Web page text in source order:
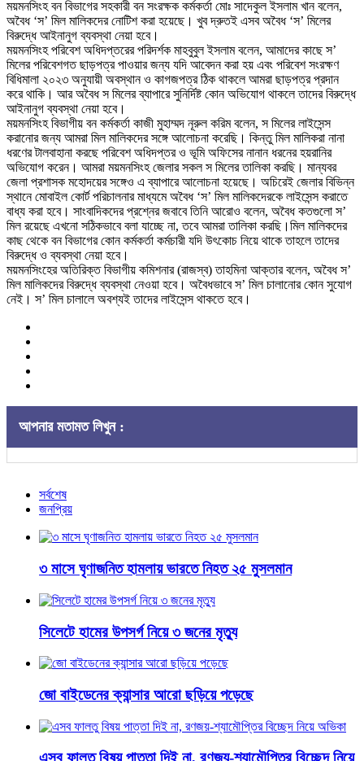
ময়মনসিংহ বন বিভাগের সহকারী বন সংরক্ষক কর্মকর্তা মোঃ সাদেকুল ইসলাম খান বলেন,
অবৈধ ‘স’ মিল মালিকদের নোটিশ করা হয়েছে। খুব দ্রুতই এসব অবৈধ ‘স’ মিলের
বিরুদ্ধে আইনানুগ ব্যবস্থা নেয়া হবে।
ময়মনসিংহ পরিবেশ অধিদপ্তরের পরিদর্শক মাহবুবুল ইসলাম বলেন, আমাদের কাছে স’
মিলের পরিবেশগত ছাড়পত্র পাওয়ার জন্য যদি আবেদন করা হয় এবং পরিবেশ সংরক্ষণ
বিধিমালা ২০২৩ অনুযায়ী অবস্থান ও কাগজপত্র ঠিক থাকলে আমরা ছাড়পত্র প্রদান
করে থাকি। আর অবৈধ স মিলের ব্যাপারে সুনির্দিষ্ট কোন অভিযোগ থাকলে তাদের বিরুদ্ধে
আইনানুগ ব্যবস্থা নেয়া হবে।
ময়মনসিংহ বিভাগীয় বন কর্মকর্তা কাজী মুহাম্মদ নূরুল করিম বলেন, স মিলের লাইসেন্স
করানোর জন্য আমরা মিল মালিকদের সঙ্গে আলোচনা করেছি। কিন্তু মিল মালিকরা নানা
ধরণের টালবাহানা করছে পরিবেশ অধিদপ্তর ও ভূমি অফিসের নানান ধরনের হয়রানির
অভিযোগ করেন। আমরা ময়মনসিংহ জেলার সকল স মিলের তালিকা করছি‌। মান্যবর
জেলা প্রশাসক মহোদয়ের সঙ্গেও এ ব্যাপারে আলোচনা হয়েছে। অচিরেই জেলার বিভিন্ন
স্থানে মোবাইল কোর্ট পরিচালনার মাধ্যমে অবৈধ ‘স’ মিল মালিকদেরকে লাইসেন্স করাতে
বাধ্য করা হবে। সাংবাদিকদের প্রশ্নের জবাবে তিনি আরোও বলেন, অবৈধ কতগুলো স’
মিল রয়েছে এখনো সঠিকভাবে বলা যাচ্ছে না, তবে আমরা তালিকা করছি।মিল মালিকদের
কাছ থেকে বন বিভাগের কোন কর্মকর্তা কর্মচারী যদি উৎকোচ নিয়ে থাকে তাহলে তাদের
বিরুদ্ধে ও ব্যবস্থা নেয়া হবে।
ময়মনসিংহের অতিরিক্ত বিভাগীয় কমিশনার (রাজস্ব) তাহমিনা আক্তার বলেন, অবৈধ স’
মিল মালিকদের বিরুদ্ধে ব্যবস্থা নেওয়া হবে। অবৈধভাবে স’ মিল চালানোর কোন সুযোগ
নেই। স’ মিল চালালে অবশ্যই তাদের লাইসেন্স থাকতে হবে।
আপনার মতামত লিখুন :
সর্বশেষ
জনপ্রিয়
৩ মাসে ঘৃণাজনিত হামলায় ভারতে নিহত ২৫ মুসলমান
সিলেটে হামের উপসর্গ নিয়ে ৩ জনের মৃত্যু
জো বাইডেনের ক্যান্সার আরো ছড়িয়ে পড়েছে